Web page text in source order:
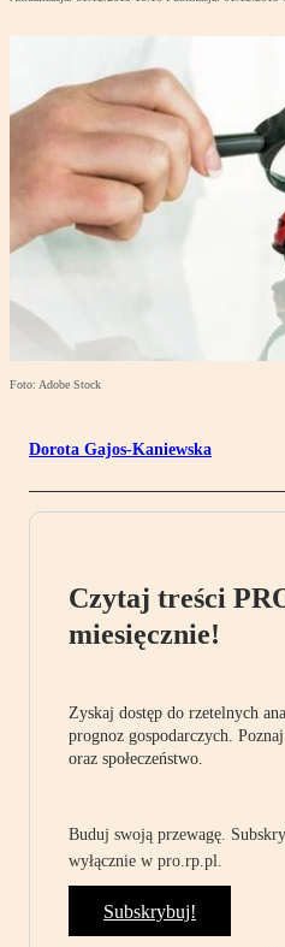
Foto: Adobe Stock
Dorota Gajos-Kaniewska
Czytaj treści
miesięcznie!
Zyskaj dostęp do rzetelnych
prognoz gospodarczych.
oraz społeczeństwo.
Buduj swoją przewagę.
wyłącznie w pro.rp.pl.
Subskrybuj!